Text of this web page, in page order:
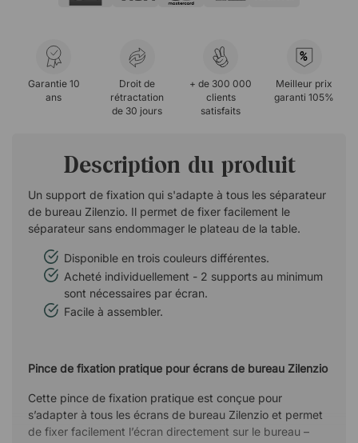
Garantie 10
ans
Droit de
rétractation
de 30 jours
+ de 300 000
clients
satisfaits
%
Meilleur prix
garanti 105%
Description du produit
Un support de fixation qui s'adapte à tous les séparateur
de bureau Zilenzio. Il permet de fixer facilement le
séparateur sans endommager le plateau de la table.
Disponible en trois couleurs différentes.
Acheté individuellement - 2 supports au minimum
sont nécessaires par écran.
Facile à assembler.
Pince de fixation pratique pour écrans de bureau Zilenzio
Cette pince de fixation pratique est conçue pour
s’adapter à tous les écrans de bureau Zilenzio et permet
de fixer facilement l’écran directement sur le bureau –